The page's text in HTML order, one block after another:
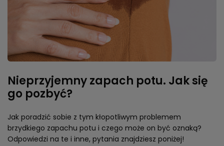
Nieprzyjemny zapach potu. Jak się
go pozbyć?
Jak poradzić sobie z tym kłopotliwym problemem
brzydkiego zapachu potu i czego może on być oznaką?
Odpowiedzi na te i inne, pytania znajdziesz poniżej!